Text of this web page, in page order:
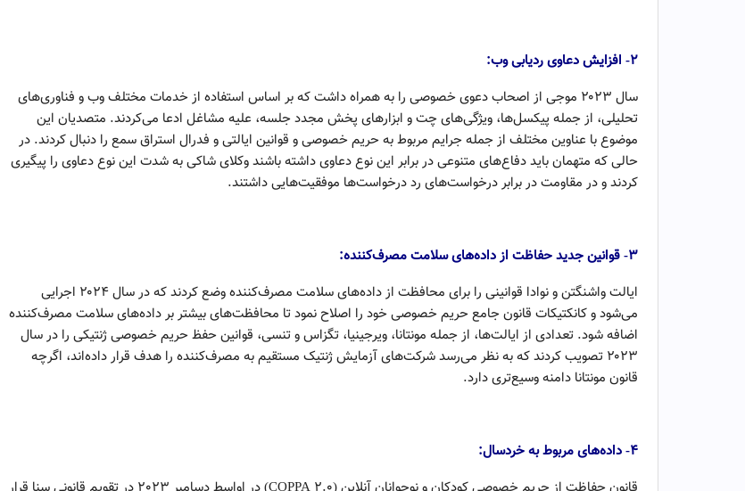
۲- افزایش دعاوی ردیابی وب:
سال ۲۰۲۳ موجی از اصحاب دعوی خصوصی را به همراه داشت که بر اساس استفاده از خدمات مختلف وب و فناوری‌های
تحلیلی، از جمله پیکسل‌ها، ویژگی‌های چت و ابزارهای پخش مجدد جلسه، علیه مشاغل ادعا می‌کردند. متصدیان این
موضوع با عناوین مختلف از جمله جرایم مربوط به حریم خصوصی و قوانین ایالتی و فدرال استراق سمع را دنبال کردند. در
حالی که متهمان باید دفاع‌های متنوعی در برابر این نوع دعاوی داشته باشند وکلای شاکی به شدت این نوع دعاوی را پیگیری
کردند و در مقاومت در برابر درخواست‌های رد درخواست‌ها موفقیت‌هایی داشتند.
۳- قوانین جدید حفاظت از داده‌های سلامت مصرف‌کننده:
ایالت واشنگتن و نوادا قوانینی را برای محافظت از داده‌های سلامت مصرف‌کننده وضع کردند که در سال ۲۰۲۴ اجرایی
می‌شود و کانکتیکات قانون جامع حریم خصوصی خود را اصلاح نمود تا محافظت‌های بیشتر بر داده‌های سلامت مصرف‌کننده
اضافه شود. تعدادی از ایالت‌ها، از جمله مونتانا، ویرجینیا، تگزاس و تنسی، قوانین حفظ حریم خصوصی ژنتیکی را در سال
۲۰۲۳ تصویب کردند که به نظر می‌رسد شرکت‌های آزمایش ژنتیک مستقیم به مصرف‌کننده را هدف قرار داده‌اند، اگرچه
قانون مونتانا دامنه وسیع‌تری دارد.
۴- داده‌های مربوط به خردسال: